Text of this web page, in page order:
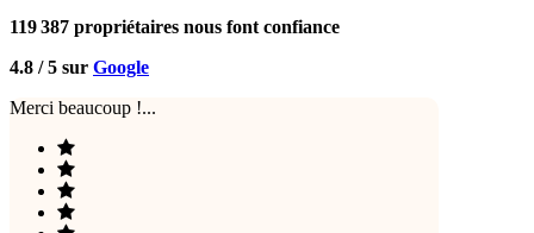
119 387 propriétaires nous font confiance
4.8 / 5 sur Google
Merci beaucoup !...